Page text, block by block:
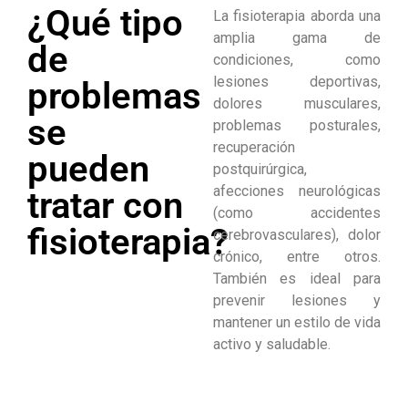
¿Qué tipo
de
problemas
se
pueden
tratar con
fisioterapia?
La fisioterapia aborda una
amplia gama de
condiciones, como
lesiones deportivas,
dolores musculares,
problemas posturales,
recuperación
postquirúrgica,
afecciones neurológicas
(como accidentes
cerebrovasculares), dolor
crónico, entre otros.
También es ideal para
prevenir lesiones y
mantener un estilo de vida
activo y saludable.